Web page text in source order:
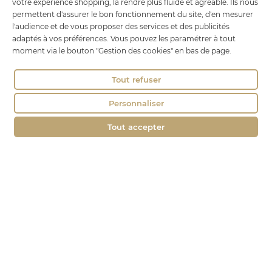
votre expérience shopping, la rendre plus fluide et agréable. Ils nous
permettent d'assurer le bon fonctionnement du site, d'en mesurer
l'audience et de vous proposer des services et des publicités
adaptés à vos préférences. Vous pouvez les paramétrer à tout
moment via le bouton "Gestion des cookies" en bas de page.
Tout accepter
Tout refuser
Personnaliser
18 rue Brillat Savarin
01100 OYONNAX
Tél. : 04 74 75 60 21
contact@fromagerie-lechatbo.fr